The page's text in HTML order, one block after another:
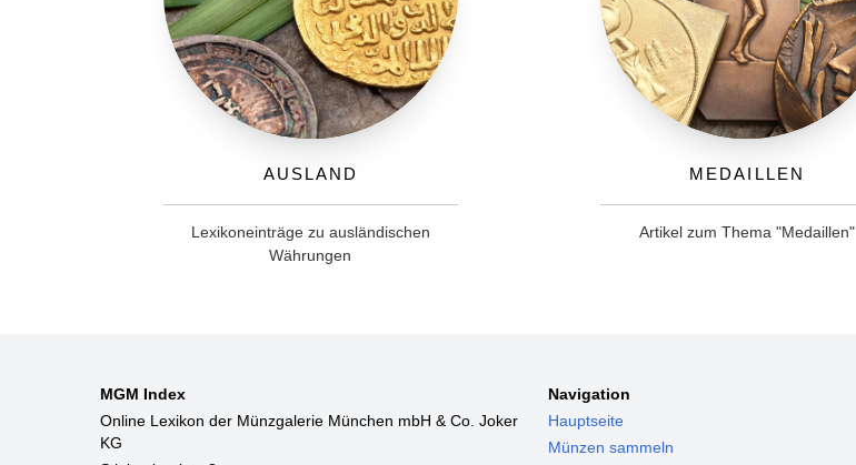
Ausland
Lexikoneinträge zu ausländischen
Währungen
Medaillen
Artikel zum Thema "Medaillen"
MGM Index
Online Lexikon der Münzgalerie München mbH & Co. Joker
KG
Navigation
Hauptseite
Münzen sammeln